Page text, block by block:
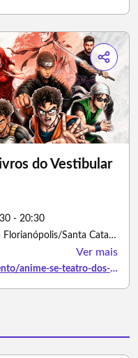
do Vestibular
- 20:30
Teatro do CEMJ, Rua Bocaiúva - Florianópolis/Santa Catarina
Ver mais
https://www.sympla.com.br/evento/anime-se-teatro-dos-livros-do-vestibular-11-10-13h30/3454035